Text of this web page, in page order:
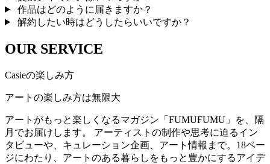
作品はどのように届きますか？
解約したい時はどうしたらいいですか？
OUR SERVICE
Casieの楽しみ方
アートの楽しみ方は無限大
アートがもっと楽しくなるマガジン「FUMUFUMU」を、隔
月でお届けします。 アーティストの制作や思考に迫るイン
タビューや、キュレーション企画、アート情報まで。18ペー
ジにわたり、アートのある暮らしをもっと豊かにするアイデ